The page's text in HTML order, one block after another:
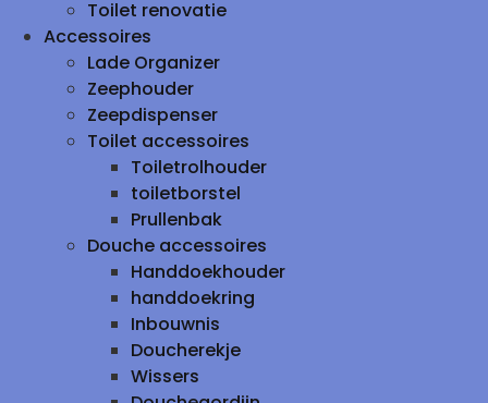
Toilet renovatie
Accessoires
Lade Organizer
Zeephouder
Zeepdispenser
Toilet accessoires
Toiletrolhouder
toiletborstel
Prullenbak
Douche accessoires
Handdoekhouder
handdoekring
Inbouwnis
Doucherekje
Wissers